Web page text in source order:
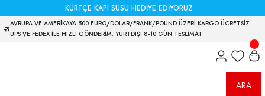
KÜRTÇE KAPI SÜSÜ HEDİYE EDİYORUZ
AVRUPA VE AMERİKAYA 500 EURO/DOLAR/FRANK/POUND ÜZERİ KARGO ÜCRETSİZ.
UPS VE FEDEX İLE HIZLI GÖNDERİM. YURTDIŞI 8-10 GÜN TESLİMAT
ARA